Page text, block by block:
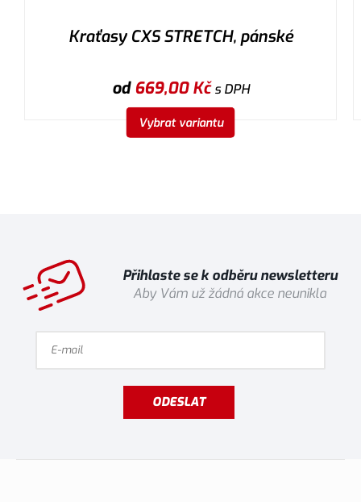
Kraťasy CXS STRETCH, pánské
od669,00Kčs DPH
Vybrat variantu
Přihlaste se k odběru newsletteru
Aby Vám už žádná akce neunikla
ODESLAT